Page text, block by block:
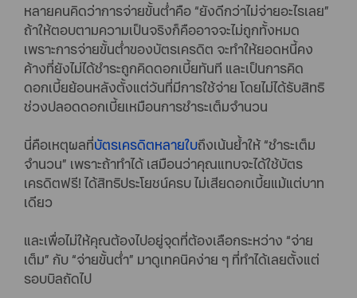
หลายคนคิดว่าการจ่ายขั้นต่ำคือ “ยังดีกว่าไม่จ่ายอะไรเลย”
ถ้าให้ตอบตามความเป็นจริงก็คืออาจจะไม่ถูกทั้งหมด
เพราะการจ่ายขั้นต่ำของบัตรเครดิต จะทำให้ยอดหนี้คง
ค้างที่ยังไม่ได้ชำระถูกคิดดอกเบี้ยทันที และเป็นการคิด
ดอกเบี้ยย้อนหลังตั้งแต่วันที่มีการใช้จ่าย โดยไม่ได้รับสิทธิ
ช่วงปลอดดอกเบี้ยเหมือนการชำระเต็มจำนวน
นี่คือเหตุผลที่บัตรเครดิตหลายใบถึงเน้นย้ำให้ “ชำระเต็ม
จำนวน” เพราะถ้าทำได้ เสมือนว่าคุณแทบจะได้ใช้บัตร
เครดิตฟรี! ได้สิทธิประโยชน์ครบ ไม่เสียดอกเบี้ยแม้แต่บาท
เดียว
และเพื่อไม่ให้คุณต้องไปอยู่จุดที่ต้องเลือกระหว่าง “จ่าย
เต็ม” กับ “จ่ายขั้นต่ำ” มาดูเทคนิคง่าย ๆ ที่ทำได้เลยตั้งแต่
รอบบิลถัดไป